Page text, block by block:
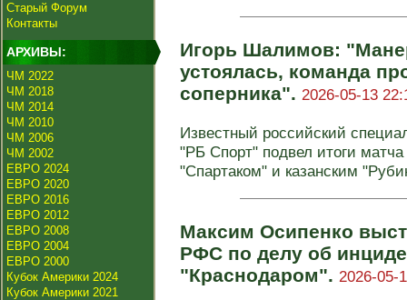
Старый Форум
Контакты
АРХИВЫ:
ЧМ 2022
ЧМ 2018
ЧМ 2014
ЧМ 2010
ЧМ 2006
ЧМ 2002
ЕВРО 2024
ЕВРО 2020
ЕВРО 2016
ЕВРО 2012
ЕВРО 2008
ЕВРО 2004
ЕВРО 2000
Кубок Америки 2024
Кубок Америки 2021
Игорь Шалимов:
устоялась, команда
соперника". 2026-05-13
Известный российский
"РБ Спорт" подвел итоги
"Спартаком" и казанским
Максим Осипенко
РФС по делу об
"Краснодаром". 2026-05-